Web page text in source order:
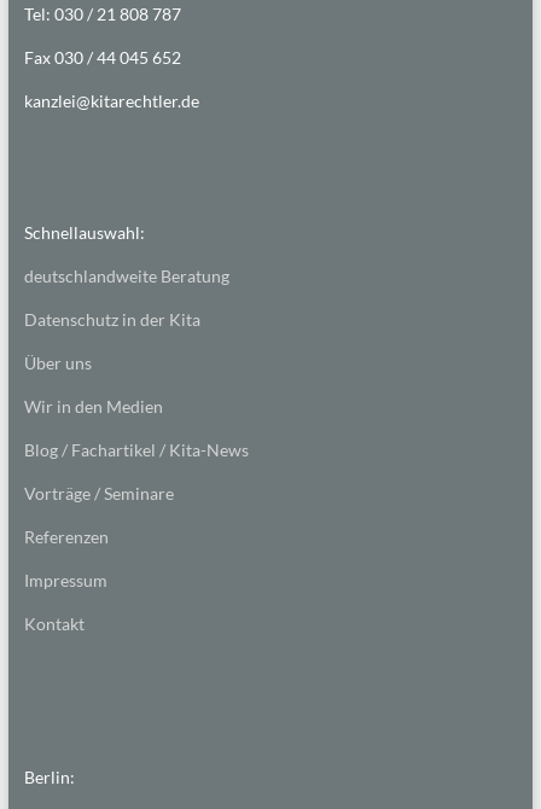
Tel: 030 / 21 808 787
Fax 030 / 44 045 652
kanzlei@kitarechtler.de
Schnellauswahl:
deutschlandweite Beratung
Datenschutz in der Kita
Über uns
Wir in den Medien
Blog / Fachartikel / Kita-News
Vorträge / Seminare
Referenzen
Impressum
Kontakt
Berlin: